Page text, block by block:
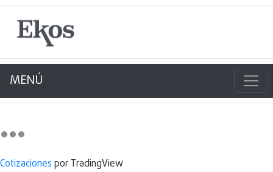
MENÚ
Cotizaciones por TradingView